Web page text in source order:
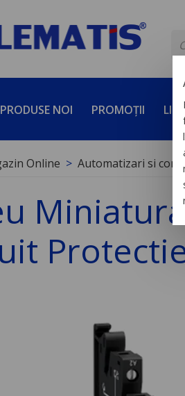
PRODUSE NOI PROMOȚII
Online Automatizari si